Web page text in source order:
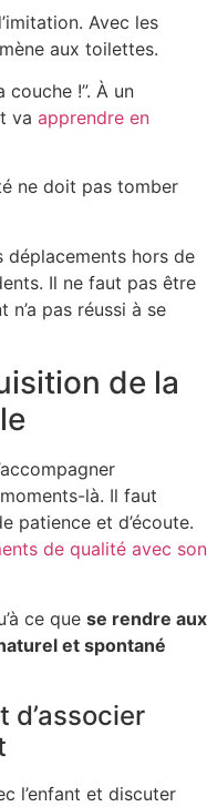
Avec les
aux toilettes.
couche !”. À un
va apprendre en
ne doit pas tomber
hors de
Il ne faut pas être
n’a pas réussi à se
de la
là. Il faut
patience et d’écoute.
de qualité avec son
ce que se rendre aux
et spontané
d’associer
l’enfant et discuter